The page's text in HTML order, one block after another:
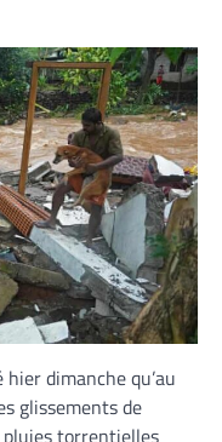
dimanche qu’au
glissements de
torrentielles